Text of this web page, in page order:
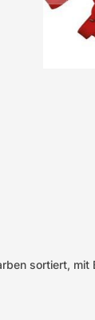
sortiert, mit